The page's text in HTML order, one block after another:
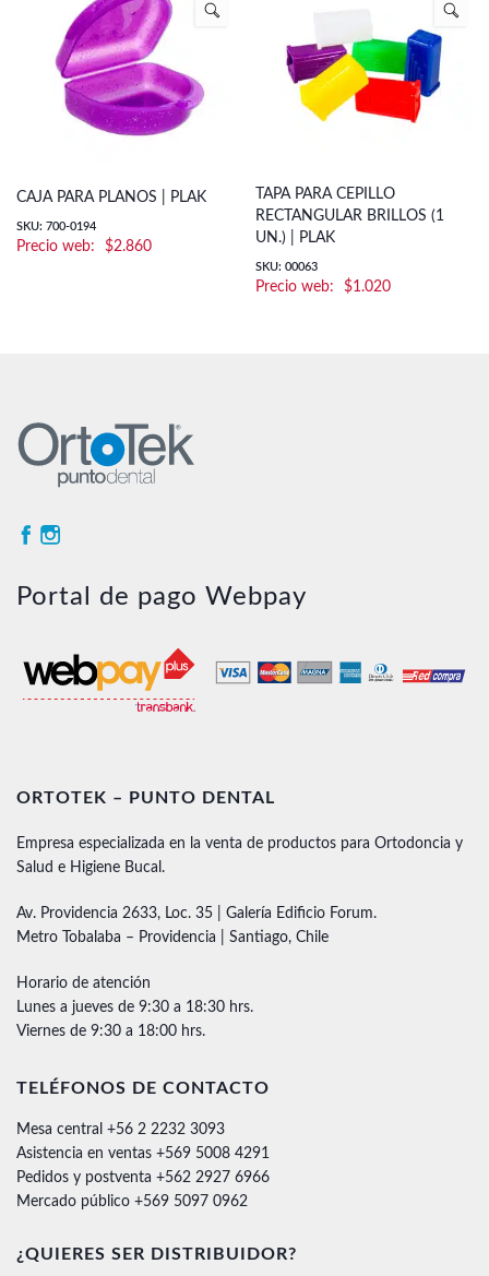
CAJA PARA PLANOS | PLAK
SKU: 700-0194
$2.860
TAPA PARA CEPILLO
RECTANGULAR BRILLOS (1
UN.) | PLAK
SKU: 00063
$1.020
Portal de pago Webpay
ORTOTEK – PUNTO DENTAL
Empresa especializada en la venta de productos para Ortodoncia y
Salud e Higiene Bucal.
Av. Providencia 2633, Loc. 35 | Galería Edificio Forum.
Metro Tobalaba – Providencia | Santiago, Chile
Horario de atención
Lunes a jueves de 9:30 a 18:30 hrs.
Viernes de 9:30 a 18:00 hrs.
TELÉFONOS DE CONTACTO
Mesa central +56 2 2232 3093
Asistencia en ventas +569 5008 4291
Pedidos y postventa +562 2927 6966
Mercado público +569 5097 0962
¿QUIERES SER DISTRIBUIDOR?